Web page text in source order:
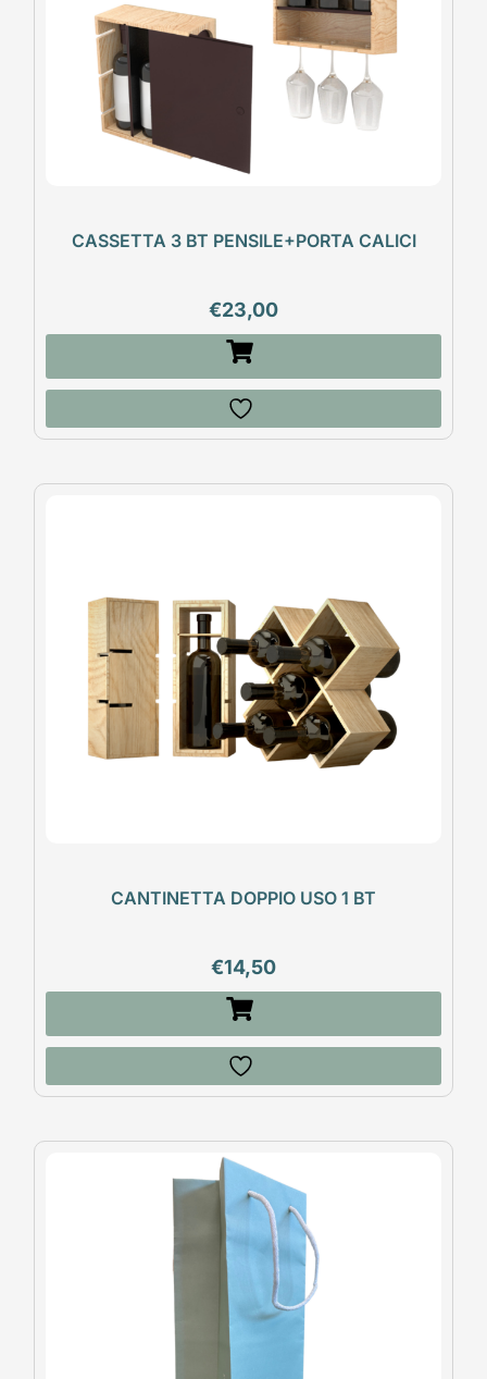
CASSETTA 3 BT PENSILE+PORTA CALICI
€23,00
CANTINETTA DOPPIO USO 1 BT
€14,50